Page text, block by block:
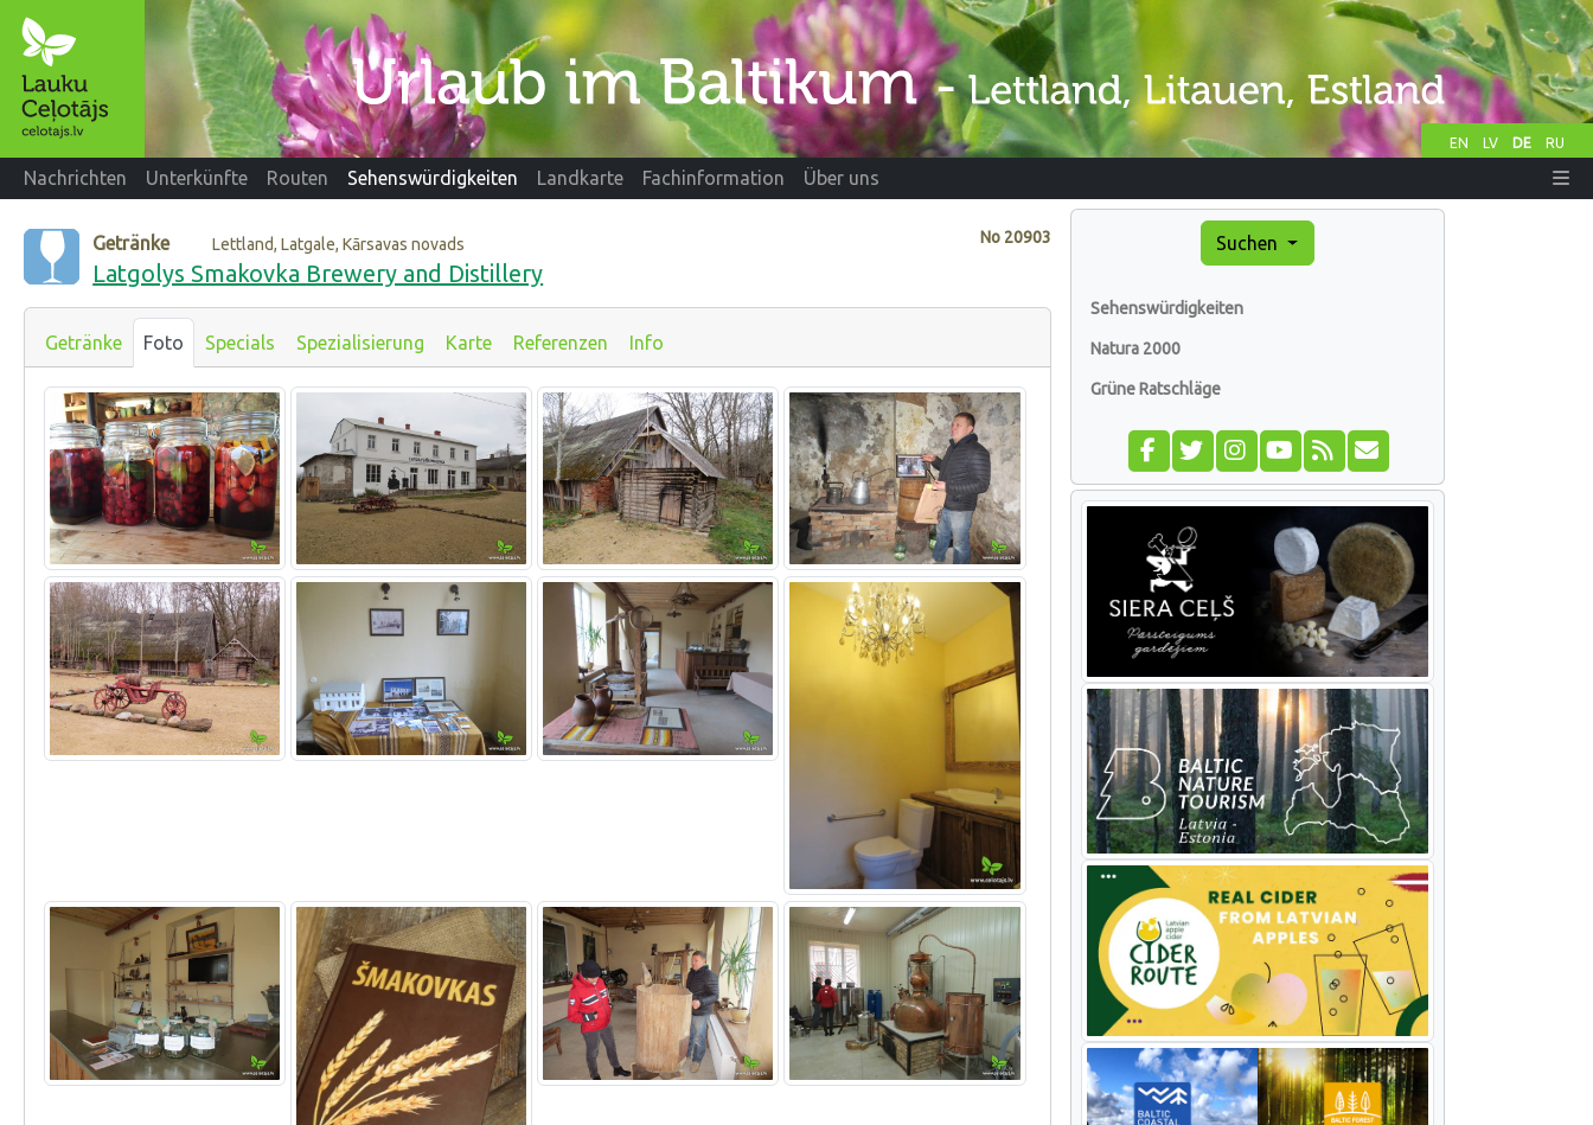
EN LV DE RU
Nachrichten Unterkünfte Routen Sehenswürdigkeiten Landkarte Fachinformation Über uns
No 20903
Getränke Lettland, Latgale, Kārsavas novads
Latgolys Smakovka Brewery and Distillery
Getränke Foto Specials Spezialisierung Karte Referenzen Info
Suchen
Sehenswürdigkeiten
Natura 2000
Grüne Ratschläge